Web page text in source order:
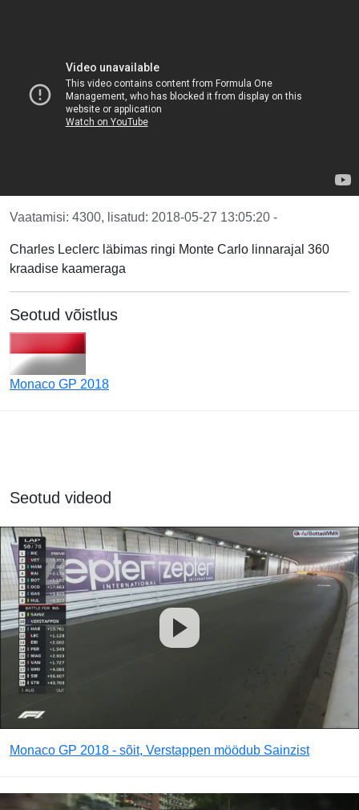
Vaatamisi: 4300, lisatud: 2018-05-27 13:05:20 -
Charles Leclerc läbimas ringi Monte Carlo linnarajal 360
kraadise kaameraga
Seotud võistlus
Monaco GP 2018
Seotud videod
Monaco GP 2018 - sõit, Verstappen möödub Sainzist